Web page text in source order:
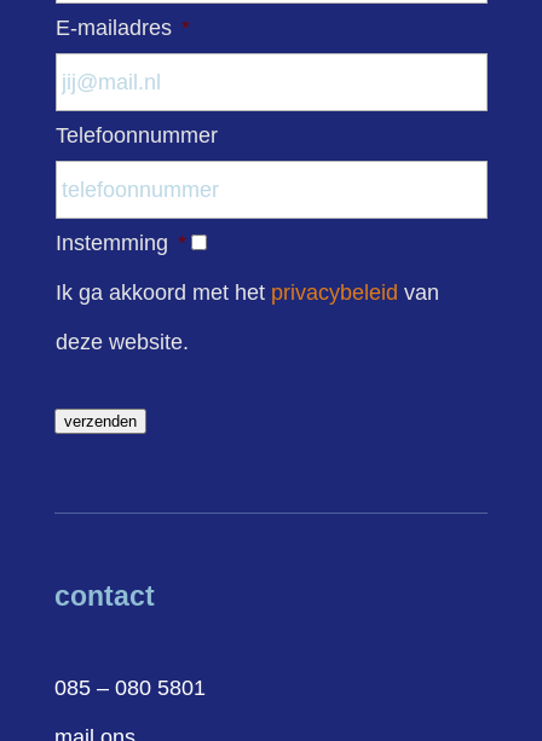
E-mailadres *
Telefoonnummer
Instemming *
Ik ga akkoord met het privacybeleid van
deze website.
verzenden
contact
085 – 080 5801